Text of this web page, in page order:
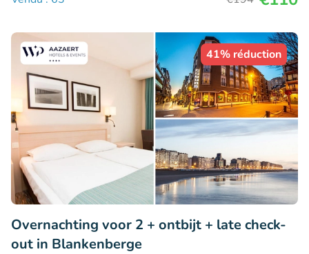
41% réduction
Overnachting voor 2 + ontbijt + late check-
out in Blankenberge